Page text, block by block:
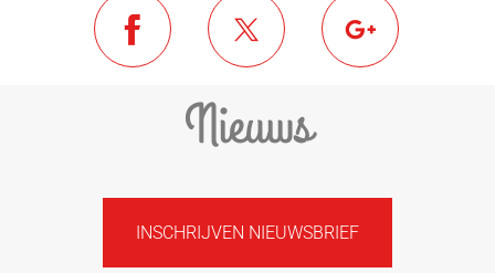
Nieuws
INSCHRIJVEN NIEUWSBRIEF